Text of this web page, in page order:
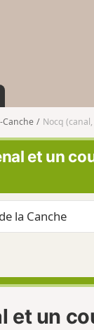
Canche Nocq
et un
et un